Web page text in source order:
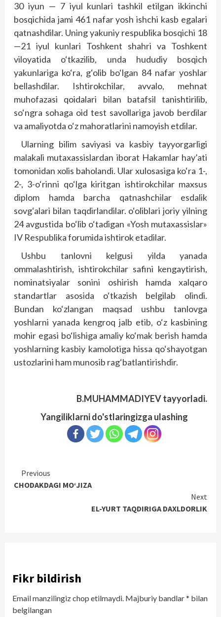
30 iyun — 7 iyul kunlari tashkil etilgan ikkinchi
bosqichida jami 461 nafar yosh ishchi kasb egalari
qatnashdilar. Uning yakuniy respublika bosqichi 18
—21 iyul kunlari Toshkent shahri va Toshkent
viloyatida o‘tkazilib, unda hududiy bosqich
yakunlariga ko‘ra, g‘olib bo‘lgan 84 nafar yoshlar
bellashdilar. Ishtirokchilar, avvalo, mehnat
muhofazasi qoidalari bilan batafsil tanishtirilib,
so‘ngra sohaga oid test savollariga javob berdilar
va amaliyotda o‘z mahoratlarini namoyish etdilar.
Ularning bilim saviyasi va kasbiy tayyorgarligi
malakali mutaxassislardan iborat Hakamlar hay’ati
tomonidan xolis baholandi. Ular xulosasiga ko‘ra 1-,
2-, 3-o‘rinni qo‘lga kiritgan ishtirokchilar maxsus
diplom hamda barcha qatnashchilar esdalik
sovg‘alari bilan taqdirlandilar. o‘oliblari joriy yilning
24 avgustida bo‘lib o‘tadigan «Yosh mutaxassislar»
IV Respublika forumida ishtirok etadilar.
Ushbu tanlovni kelgusi yilda yanada
ommalashtirish, ishtirokchilar safini kengaytirish,
nominatsiyalar sonini oshirish hamda xalqaro
standartlar asosida o‘tkazish belgilab olindi.
Bundan ko‘zlangan maqsad ushbu tanlovga
yoshlarni yanada kengroq jalb etib, o‘z kasbining
mohir egasi bo‘lishiga amaliy ko‘mak berish hamda
yoshlarning kasbiy kamolotiga hissa qo‘shayotgan
ustozlarini ham munosib rag‘batlantirishdir.
B.MUHAMMADIYEV tayyorladi.
Yangiliklarni do'stlaringizga ulashing
Continue
Reading
Previous
CHODAKDAGI MO‘JIZA
Next
EL-YURT TAQDIRIGA DAXLDORLIK
Fikr bildirish
Email manzilingiz chop etilmaydi. Majburiy bandlar* bilan
belgilangan